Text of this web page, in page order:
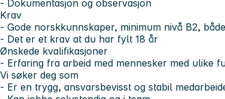
- Dokumentasjon og observasjon
Krav
- Gode norskkunnskaper, minimum nivå B2,
- Det er et krav at du har fylt 18 år
Ønskede kvalifikasjoner
- Erfaring fra arbeid med mennesker med ulike
Vi søker deg som
- Er en trygg, ansvarsbevisst og stabil